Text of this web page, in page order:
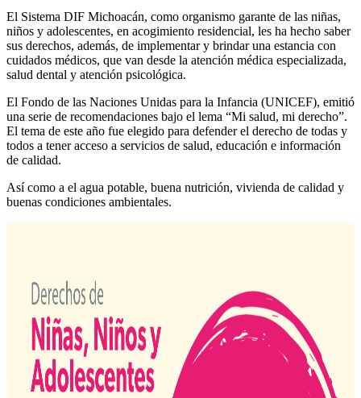
El Sistema DIF Michoacán, como organismo garante de las niñas,
niños y adolescentes, en acogimiento residencial, les ha hecho saber
sus derechos, además, de implementar y brindar una estancia con
cuidados médicos, que van desde la atención médica especializada,
salud dental y atención psicológica.
El Fondo de las Naciones Unidas para la Infancia (UNICEF), emitió
una serie de recomendaciones bajo el lema “Mi salud, mi derecho”.
El tema de este año fue elegido para defender el derecho de todas y
todos a tener acceso a servicios de salud, educación e información
de calidad.
Así como a el agua potable, buena nutrición, vivienda de calidad y
buenas condiciones ambientales.